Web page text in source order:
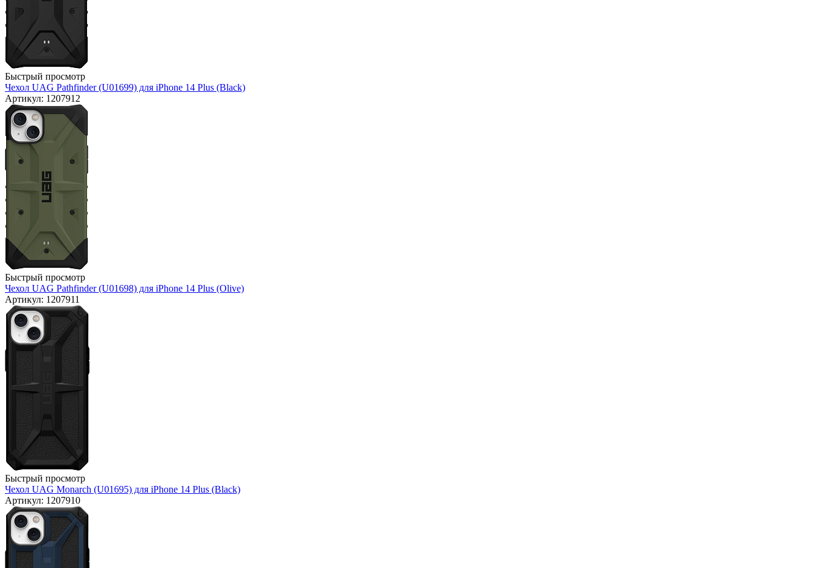
Быстрый просмотр
Чехол UAG Pathfinder (U01699) для iPhone 14 Plus (Black)
Артикул: 1207912
Быстрый просмотр
Чехол UAG Pathfinder (U01698) для iPhone 14 Plus (Olive)
Артикул: 1207911
Быстрый просмотр
Чехол UAG Monarch (U01695) для iPhone 14 Plus (Black)
Артикул: 1207910